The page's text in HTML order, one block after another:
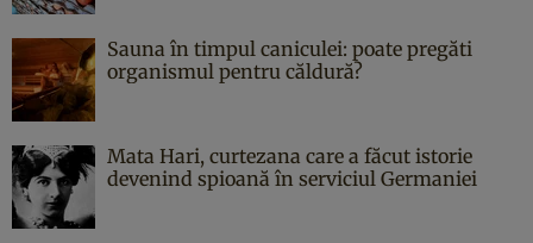
Sauna în timpul caniculei: poate pregăti
organismul pentru căldură?
Mata Hari, curtezana care a făcut istorie
devenind spioană în serviciul Germaniei